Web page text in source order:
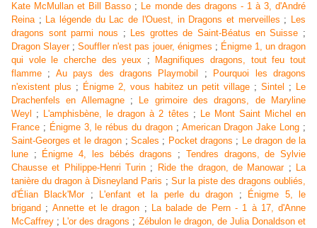
Kate McMullan et Bill Basso ; Le monde des dragons - 1 à 3, d'André
Reina; La légende du Lac de l'Ouest, in Dragons et merveilles ; Les
dragons sont parmi nous ; Les grottes de Saint-Béatus en Suisse ;
Dragon Slayer;Souffler n'est pas jouer, énigmes ; Énigme 1, un dragon
qui vole le cherche des yeux ;
Magnifiques dragons, tout feu tout
flamme ; Au pays des dragons Playmobil ;
Pourquoi les dragons
n'existent plus ; Énigme 2, vous habitez un petit village ;Sintel ; Le
Drachenfels en Allemagne;
Le grimoire des dragons, de Maryline
Weyl
; L'amphisbène, le dragon à 2 têtes ; Le Mont Saint Michel en
France ; Énigme 3, le rébus du dragon; American Dragon Jake Long ;
Saint-Georges et le dragon ; Scales ; Pocket dragons ; Le dragon de la
lune ; Énigme 4, les bébés dragons ; Tendres dragons, de Sylvie
Chausse et Philippe-Henri Turin ; Ride the dragon, de Manowar; La
tanière du dragon à Disneyland Paris ; Sur la piste des dragons oubliés,
d'Élian Black'Mor; L'enfant et la perle du dragon ;
Énigme 5, le
brigand ; Annette et le dragon ; La balade de Pern - 1 à 17, d'Anne
McCaffrey ; L'or des dragons ; Zébulon le dragon, de Julia Donaldson et